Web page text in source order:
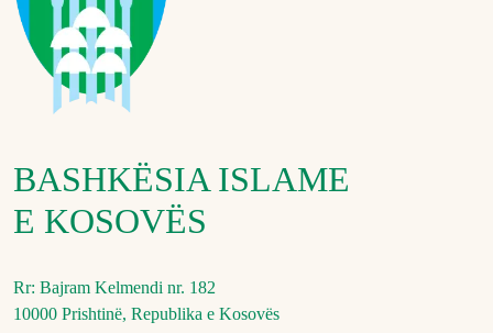
BASHKËSIA ISLAME
E KOSOVËS
Rr: Bajram Kelmendi nr. 182
10000 Prishtinë, Republika e Kosovës